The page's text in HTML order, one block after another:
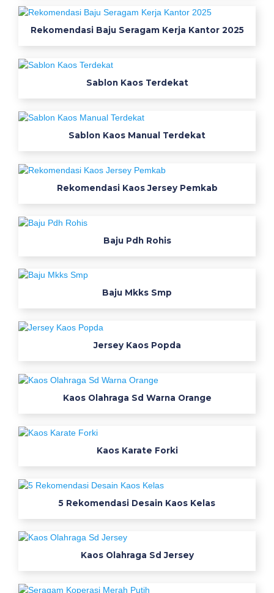
Rekomendasi Baju Seragam Kerja Kantor 2025
Sablon Kaos Terdekat
Sablon Kaos Manual Terdekat
Rekomendasi Kaos Jersey Pemkab
Baju Pdh Rohis
Baju Mkks Smp
Jersey Kaos Popda
Kaos Olahraga Sd Warna Orange
Kaos Karate Forki
5 Rekomendasi Desain Kaos Kelas
Kaos Olahraga Sd Jersey